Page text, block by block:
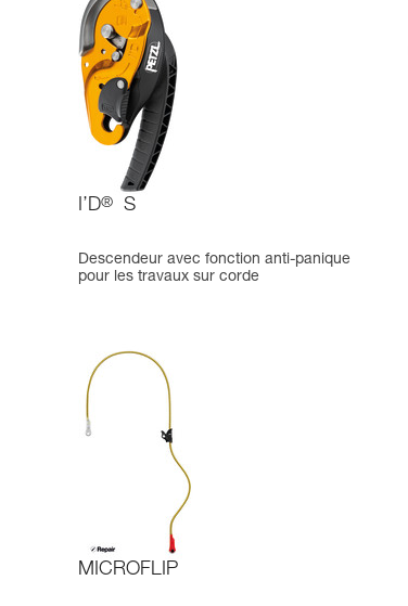
I’D® S
Descendeur avec fonction anti-panique
pour les travaux sur corde
MICROFLIP